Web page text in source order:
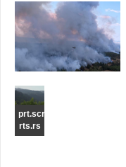
prt.scr
rts.rs